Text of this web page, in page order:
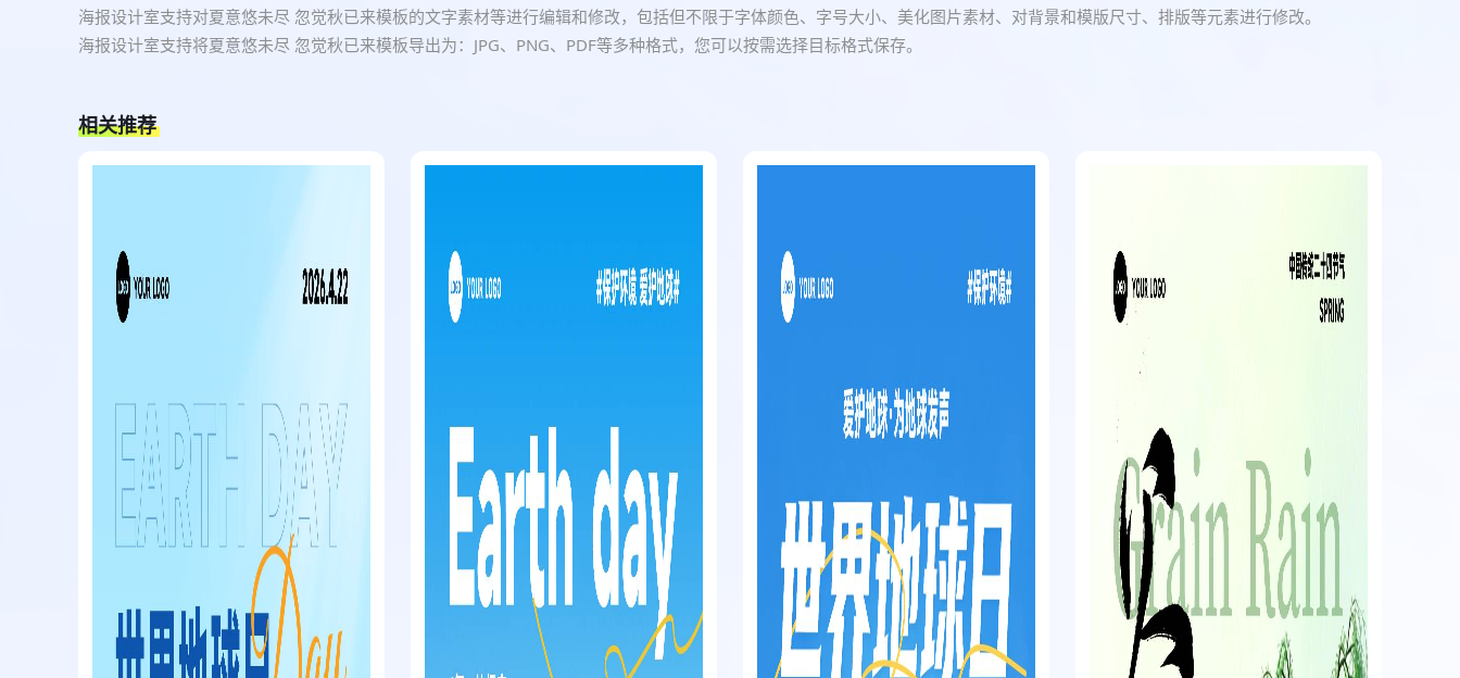
海报设计室支持对夏意悠未尽 忽觉秋已来模板的文字素材等进行编辑和修改，包括但不限于字体颜色、字号大小、美化图片素材、对背景和模版尺寸、排版等元素进行修改。
海报设计室支持将夏意悠未尽 忽觉秋已来模板导出为：JPG、PNG、PDF等多种格式，您可以按需选择目标格式保存。
相关推荐